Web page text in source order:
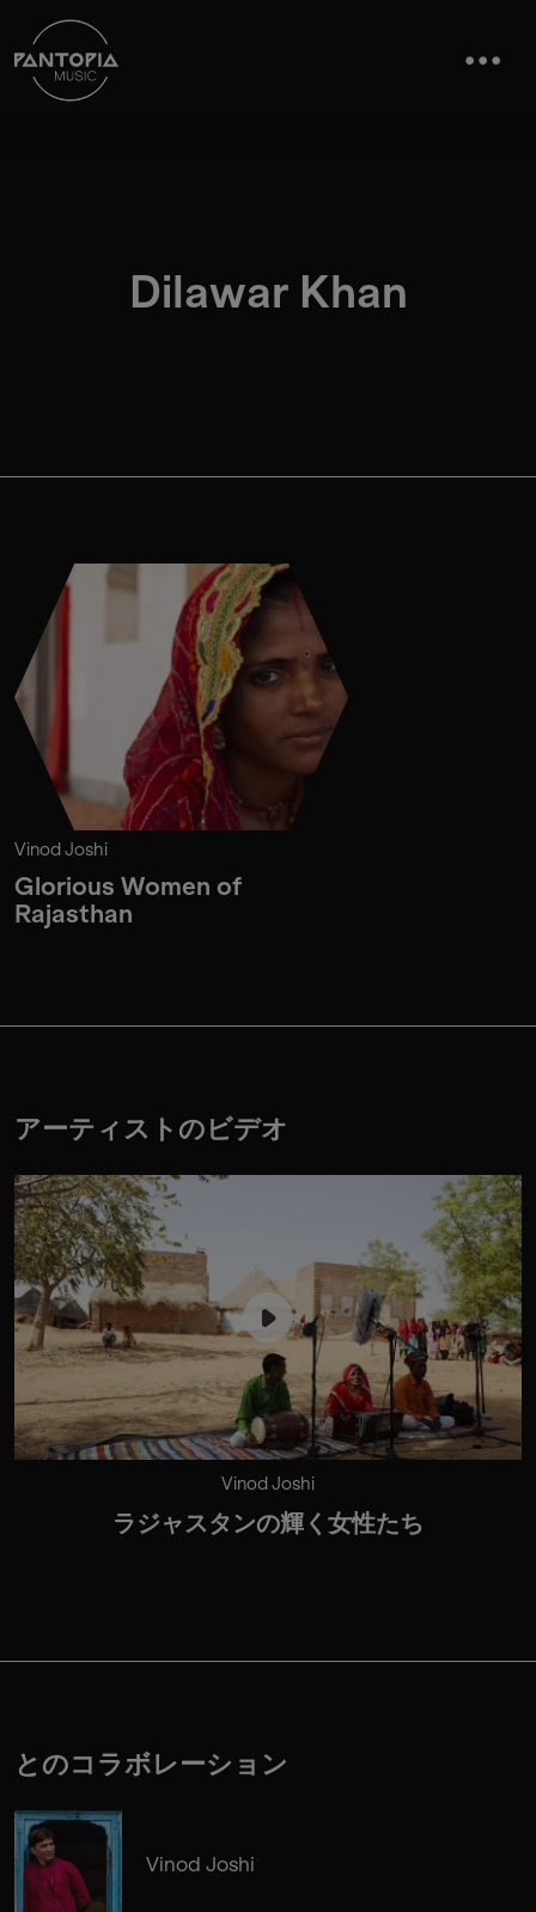
Dilawar Khan
Vinod Joshi
Glorious Women of
Rajasthan
アーティストのビデオ
Vinod Joshi
ラジャスタンの輝く女性たち
とのコラボレーション
Vinod Joshi